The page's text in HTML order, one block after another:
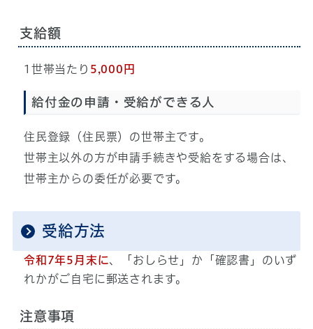
支給額
1世帯当たり 5,000円
給付金の申請・受給ができる人
住民登録（住民票）の世帯主です。
世帯主以外の方が申請手続きや受給をする場合は、
世帯主からの委任が必要です。
受給方法
令和7年5月末に、「おしらせ」か「確認書」のいず
れかがご自宅に郵送されます。
注意事項